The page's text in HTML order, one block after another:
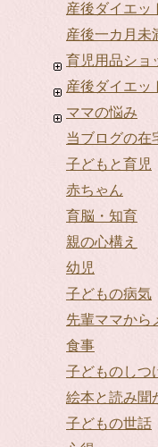
産後ダイエッ
産後一カ月未
育児用品ショ
産後ダイエッ
ママの悩み
当ブログの在
子どもと育児
赤ちゃん
育脳・知育
親の心構え
幼児
子どもの病気
先輩ママから
食事
子どものしつ
絵本と読み聞
子どもの世話